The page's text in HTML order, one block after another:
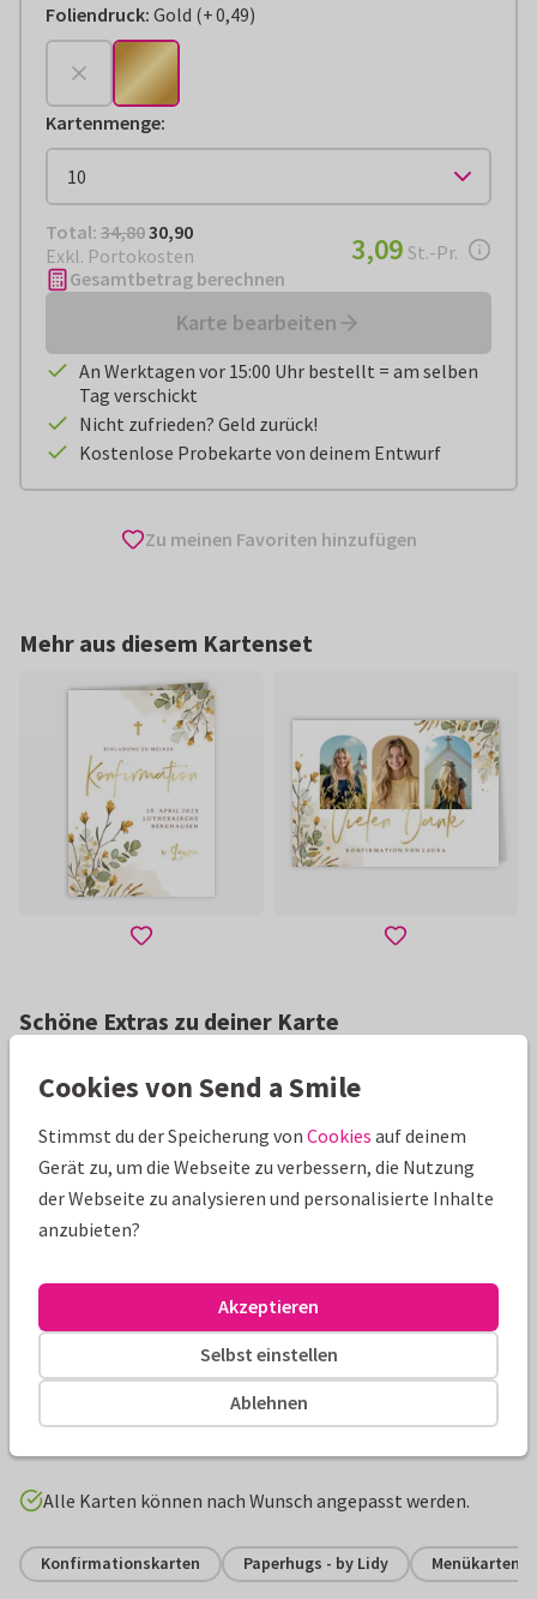
Foliendruck: Gold (
+€ 0,49
+0,49)
Kartenmenge:
Total: € 30,90
Total: 34,8030,90
Exkl. Portokosten
€ 3,09pro Stück
3,09 St.-Pr.
Gesamtbetrag berechnen
Karte bearbeiten
An Werktagen vor 15:00 Uhr bestellt = am selben
Tag verschickt
Nicht zufrieden? Geld zurück!
Kostenlose Probekarte von deinem Entwurf
Zu meinen Favoriten hinzufügen
Mehr aus diesem Kartenset
Schöne Extras zu deiner Karte
Produktinformation
Stilvolle, moderne Menükarte zur Konfirmation mit
Wiesenblumen in Aquarelloptik. Kartenvorlage veredelbar
Alle Karten können nach Wunsch angepasst werden.
Konfirmationskarten Paperhugs - by Lidy Menükarten
Cookies von Send a Smile
Stimmst du der Speicherung von Cookies auf deinem
Gerät zu, um die Webseite zu verbessern, die Nutzung
der Webseite zu analysieren und personalisierte Inhalte
anzubieten?
Ablehnen
Selbst einstellen
Akzeptieren